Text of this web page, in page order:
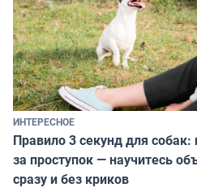
ИНТЕРЕСНОЕ
Правило 3 секунд для собак:
за проступок — научитесь
сразу и без криков